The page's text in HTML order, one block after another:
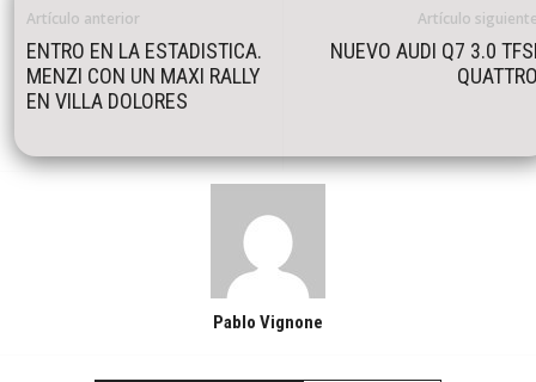
Artículo anterior
ENTRO EN LA ESTADISTICA.
MENZI CON UN MAXI RALLY
EN VILLA DOLORES
Artículo
NUEVO AUDI Q7 3.0
Pablo Vignone